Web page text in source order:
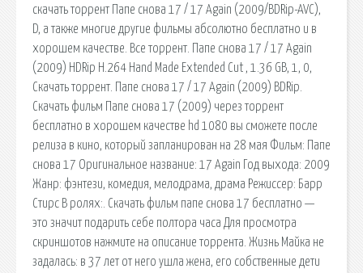
скачать торрент Папе снова 17 / 17 Again (2009/BDRip-AVC),
D, а также многие другие фильмы абсолютно бесплатно и в
хорошем качестве. Все торрент. Папе снова 17 / 17 Again
(2009) HDRip H.264 Hand Made Extended Cut , 1.36 GB, 1, 0,
Скачать торрент. Папе снова 17 / 17 Again (2009) BDRip.
Скачать фильм Папе снова 17 (2009) через торрент
бесплатно в хорошем качестве hd 1080 вы сможете после
релиза в кино, который запланирован на 28 мая Фильм: Папе
снова 17 Оригинальное название: 17 Again Год выхода: 2009
Жанр: фэнтези, комедия, мелодрама, драма Режиссер: Барр
Стирс В ролях:. Скачать фильм папе снова 17 бесплатно —
это значит подарить себе полтора часа Для просмотра
скриншотов нажмите на описание торрента. Жизнь Майка не
задалась: в 37 лет от него ушла жена, его собственные дети